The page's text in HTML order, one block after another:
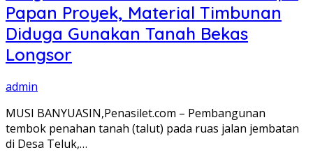
Papan Proyek, Material Timbunan
Diduga Gunakan Tanah Bekas
Longsor
admin
MUSI BANYUASIN,Penasilet.com – Pembangunan
tembok penahan tanah (talut) pada ruas jalan jembatan
di Desa Teluk,…